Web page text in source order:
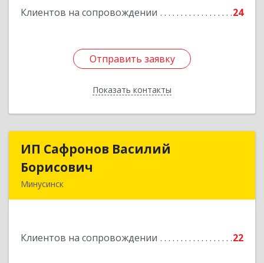
Клиентов на сопровождении 24
Отправить заявку
Показать контакты
Отправить заявку
Назад
ИП Сафронов Василий
Борисович
Минусинск
Клиентов на сопровождении 22
ИП Сафронов Василий
Подробнее